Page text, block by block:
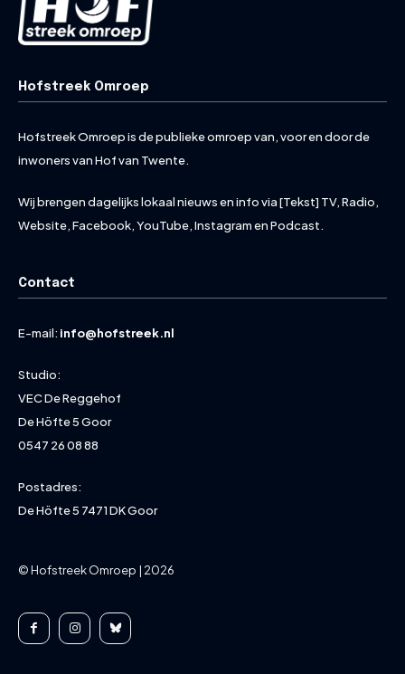
Hofstreek Omroep
Hofstreek Omroep is de publieke omroep van, voor en door de
inwoners van Hof van Twente.
Wij brengen dagelijks lokaal nieuws en info via [Tekst] TV, Radio,
Website, Facebook, YouTube, Instagram en Podcast.
Contact
E-mail: info@hofstreek.nl
Studio:
VEC De Reggehof
De Höfte 5 Goor
0547 26 08 88
Postadres:
De Höfte 5 7471 DK Goor
© Hofstreek Omroep | 2026